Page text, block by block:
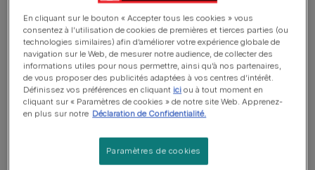
En cliquant sur le bouton « Accepter tous les cookies » vous
consentez à l’utilisation de cookies de premières et tierces parties (ou
technologies similaires) afin d’améliorer votre expérience globale de
navigation sur le Web, de mesurer notre audience, de collecter des
informations utiles pour nous permettre, ainsi qu’à nos partenaires,
de vous proposer des publicités adaptées à vos centres d’intérêt.
Définissez vos préférences en cliquant ici ou à tout moment en
cliquant sur « Paramètres de cookies » de notre site Web. Apprenez-
en plus sur notre Déclaration de Confidentialité.
Paramètres de cookies